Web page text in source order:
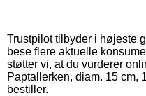
Trustpilot tilbyder i højeste
bese flere aktuelle
støtter vi, at du vurderer
Paptallerken, diam. 15 cm,
bestiller.